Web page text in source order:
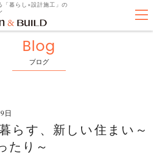
「暮らし×設計施工」の
Blog
ブログ
日
らす、新しい住まい～
たり～